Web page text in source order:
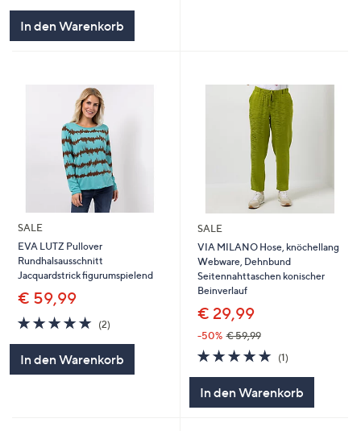
In den Warenkorb
SALE
EVA LUTZ Pullover
Rundhalsausschnitt
Jacquardstrick figurumspielend
€ 59,99
5.0
von
(2)2
In den Warenkorb
SALE
VIA MILANO Hose, knöchellang
Webware, Dehnbund
Seitennahttaschen konischer
Beinverlauf
€ 29,99
-50% € 59,99
5.0
von
(1)1
In den Warenkorb